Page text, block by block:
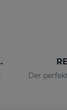
Serum
schützt